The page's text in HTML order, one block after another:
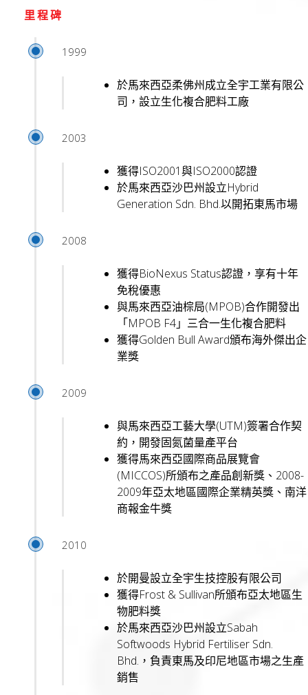
里程碑
1999
於馬來西亞柔佛州成立全宇工業有限公
司，設立生化複合肥料工廠
2003
獲得ISO2001與ISO2000認證
於馬來西亞沙巴州設立Hybrid
Generation Sdn. Bhd.以開拓東馬市場
2008
獲得BioNexus Status認證，享有十年
免稅優惠
與馬來西亞油棕局(MPOB)合作開發出
「MPOB F4」三合一生化複合肥料
獲得Golden Bull Award頒布海外傑出企
業獎
2009
與馬來西亞工藝大學(UTM)簽署合作契
約，開發固氮菌量產平台
獲得馬來西亞國際商品展覽會
(MICCOS)所頒布之產品創新獎、2008-
2009年亞太地區國際企業精英獎、南洋
商報金牛獎
2010
於開曼設立全宇生技控股有限公司
獲得Frost & Sullivan所頒布亞太地區生
物肥料獎
於馬來西亞沙巴州設立Sabah
Softwoods Hybrid Fertiliser Sdn.
Bhd.，負責東馬及印尼地區市場之生產
銷售